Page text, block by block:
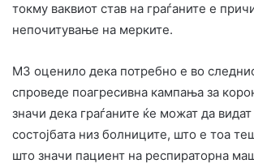
токму ваквиот став на граѓаните е
непочитување на мерките.
МЗ оценило дека потребно е во
спроведе поагресивна кампања за
значи дека граѓаните ќе можат да видат
состојбата низ болниците, што е тоа
што значи пациент на респираторна